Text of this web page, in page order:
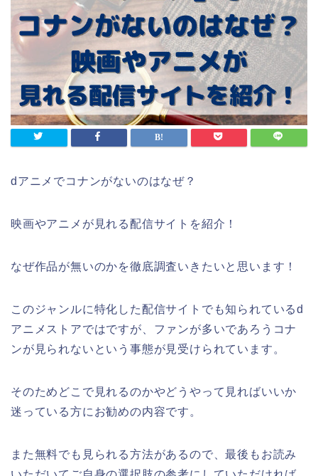
dアニメでコナンがないのはなぜ？
映画やアニメが見れる配信サイトを紹介！
なぜ作品が無いのかを徹底調査いきたいと思います！
このジャンルに特化した配信サイトでも知られているd
アニメストアではですが、ファンが多いであろうコナ
ンが見られないという事態が見受けられています。
そのためどこで見れるのかやどうやって見ればいいか
迷っている方にお勧めの内容です。
また無料でも見られる方法があるので、最後もお読み